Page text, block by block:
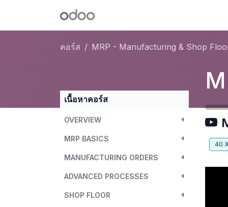
Odoo
คอร์ส MRP - Manufacturing & Shop
เนื้อหาคอร์ส
OVERVIEW
MRP BASICS
MANUFACTURING ORDERS
ADVANCED PROCESSES
SHOP FLOOR
40